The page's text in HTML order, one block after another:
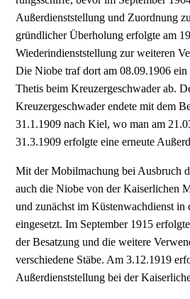
Außerdienststellung und Zuordnung
gründlicher Überholung erfolgte am
Wiederindienststellung zur weite­ren
Die Niobe traf dort am 08.09.1906 ein
Thetis beim Kreuzergeschwader ab.
Kreuzergeschwader endete mit dem
31.1.1909 nach Kiel, wo man am
31.3.1909 erfolgte eine erneute
Mit der Mobilmachung bei Ausbruch
auch die Niobe von der Kaiserlichen
und zunächst im Küstenwachdienst in
eingesetzt. Im September 1915
der Besatzung und die weitere
verschiedene Stäbe. Am 3.12.1919
Außerdienststellung bei der